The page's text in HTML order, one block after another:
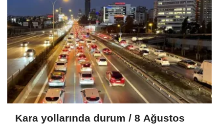
Kara yollarında durum / 8 Ağustos